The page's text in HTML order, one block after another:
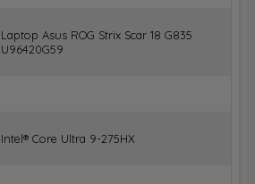
Laptop Asus ROG Strix Scar 18 G835
U96420G59
Intel® Core Ultra 9-275HX